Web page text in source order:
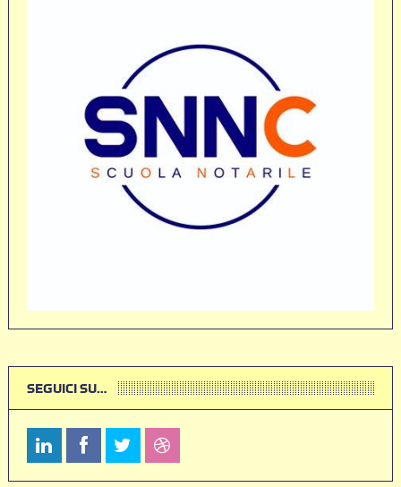
SEGUICI SU…